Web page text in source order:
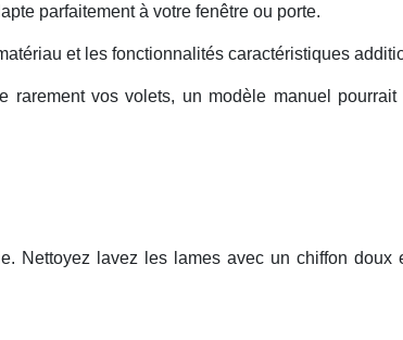
parfaitement à votre fenêtre ou porte.
et les fonctionnalités caractéristiques
rarement vos volets, un modèle manuel
Nettoyez lavez les lames avec un chiffon